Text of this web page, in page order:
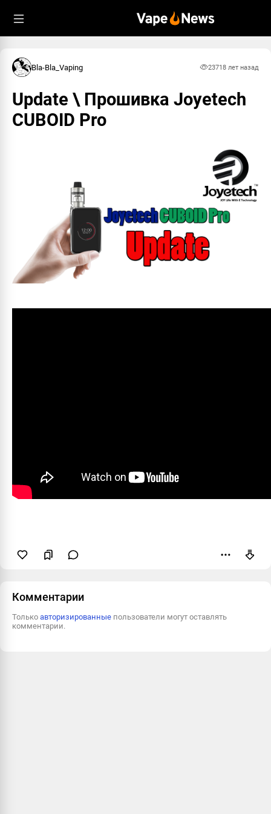
Bla-Bla_Vaping 23718 лет назад
Update \ Прошивка Joyetech
CUBOID Pro
Комментарии
Только авторизированные пользователи могут оставлять
комментарии.